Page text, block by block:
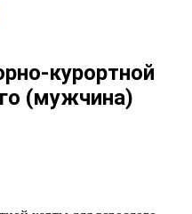
курортной
(мужчина)